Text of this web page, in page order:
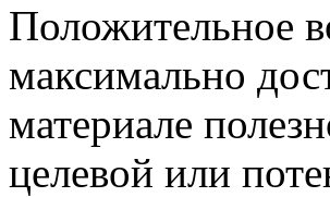
Положительное
максимально
материале
целевой или